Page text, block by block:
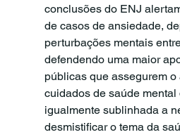
conclusões do ENJ
de casos de ansiedade,
perturbações mentais
defendendo uma maior
públicas que assegurem o
cuidados de saúde
igualmente sublinhada a
desmistificar o tema da